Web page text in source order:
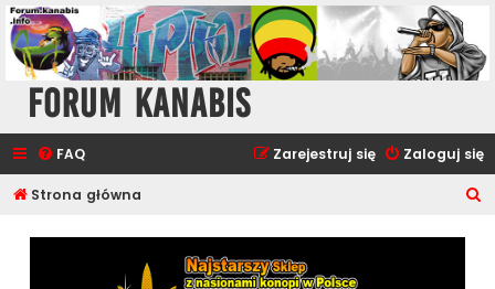
Forum Kanabis
FAQ Zaloguj się
Zarejestruj się
Strona główna